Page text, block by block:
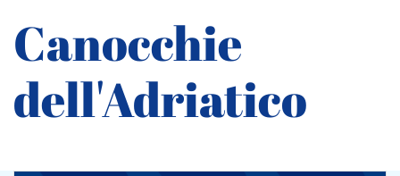
Canocchie
dell'Adriatico